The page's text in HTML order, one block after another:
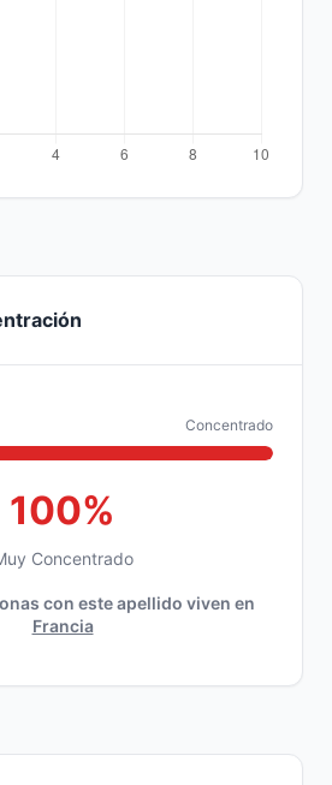
Concentrado
100%
Concentrado
con este apellido viven en
Francia